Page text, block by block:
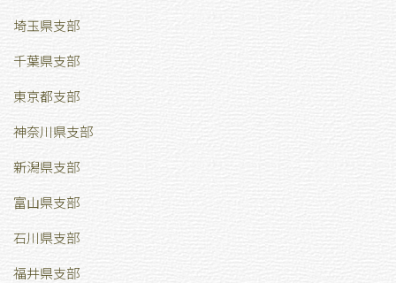
埼玉県支部
千葉県支部
東京都支部
神奈川県支部
新潟県支部
富山県支部
石川県支部
福井県支部